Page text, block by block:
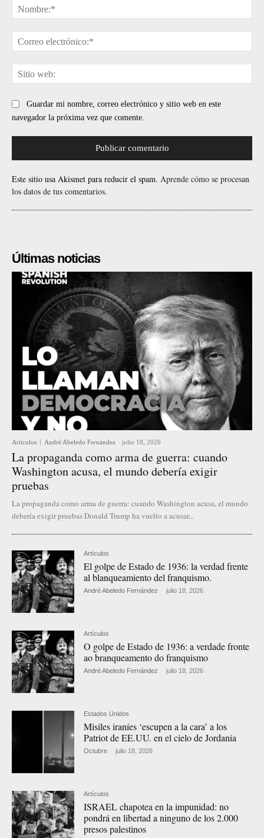
Guardar mi nombre, correo electrónico y sitio web en este
navegador la próxima vez que comente.
Este sitio usa Akismet para reducir el spam. Aprende cómo se procesan
los datos de tus comentarios.
Últimas noticias
Artículos André Abeledo Fernández - julio 18, 2026
La propaganda como arma de guerra: cuando
Washington acusa, el mundo debería exigir
pruebas
La propaganda como arma de guerra: cuando Washington acusa, el mundo
debería exigir pruebas Donald Trump ha vuelto a acusar...
Artículos
El golpe de Estado de 1936: la verdad frente
al blanqueamiento del franquismo.
André Abeledo Fernández - julio 18, 2026
Artículos
O golpe de Estado de 1936: a verdade fronte
ao branqueamento do franquismo
André Abeledo Fernández - julio 18, 2026
Estados Unidos
Misiles iraníes ‘escupen a la cara’ a los
Patriot de EE.UU. en el cielo de Jordania
Octubre - julio 18, 2026
Artículos
ISRAEL chapotea en la impunidad: no
pondrá en libertad a ninguno de los 2.000
presos palestinos